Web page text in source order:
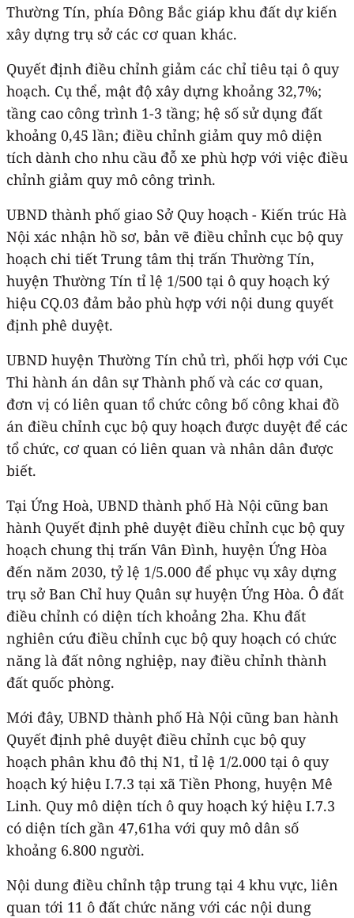
Thường Tín, phía Đông Bắc giáp khu đất dự kiến
xây dựng trụ sở các cơ quan khác.
Quyết định điều chỉnh giảm các chỉ tiêu tại ô quy
hoạch. Cụ thể, mật độ xây dựng khoảng 32,7%;
tầng cao công trình 1-3 tầng; hệ số sử dụng đất
khoảng 0,45 lần; điều chỉnh giảm quy mô diện
tích dành cho nhu cầu đỗ xe phù hợp với việc điều
chỉnh giảm quy mô công trình.
UBND thành phố giao Sở Quy hoạch - Kiến trúc Hà
Nội xác nhận hồ sơ, bản vẽ điều chỉnh cục bộ quy
hoạch chi tiết Trung tâm thị trấn Thường Tín,
huyện Thường Tín tỉ lệ 1/500 tại ô quy hoạch ký
hiệu CQ.03 đảm bảo phù hợp với nội dung quyết
định phê duyệt.
UBND huyện Thường Tín chủ trì, phối hợp với Cục
Thi hành án dân sự Thành phố và các cơ quan,
đơn vị có liên quan tổ chức công bố công khai đồ
án điều chỉnh cục bộ quy hoạch được duyệt để các
tổ chức, cơ quan có liên quan và nhân dân được
biết.
Tại Ứng Hoà, UBND thành phố Hà Nội cũng ban
hành Quyết định phê duyệt điều chỉnh cục bộ quy
hoạch chung thị trấn Vân Đình, huyện Ứng Hòa
đến năm 2030, tỷ lệ 1/5.000 để phục vụ xây dựng
trụ sở Ban Chỉ huy Quân sự huyện Ứng Hòa. Ô đất
điều chỉnh có diện tích khoảng 2ha. Khu đất
nghiên cứu điều chỉnh cục bộ quy hoạch có chức
năng là đất nông nghiệp, nay điều chỉnh thành
đất quốc phòng.
Mới đây, UBND thành phố Hà Nội cũng ban hành
Quyết định phê duyệt điều chỉnh cục bộ quy
hoạch phân khu đô thị N1, tỉ lệ 1/2.000 tại ô quy
hoạch ký hiệu I.7.3 tại xã Tiền Phong, huyện Mê
Linh. Quy mô diện tích ô quy hoạch ký hiệu I.7.3
có diện tích gần 47,61ha với quy mô dân số
khoảng 6.800 người.
Nội dung điều chỉnh tập trung tại 4 khu vực, liên
quan tới 11 ô đất chức năng với các nội dung